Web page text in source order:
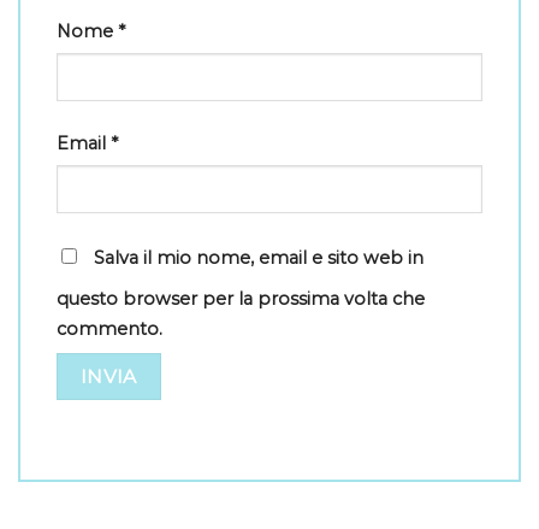
Nome *
Email *
Salva il mio nome, email e sito web in
questo browser per la prossima volta che
commento.